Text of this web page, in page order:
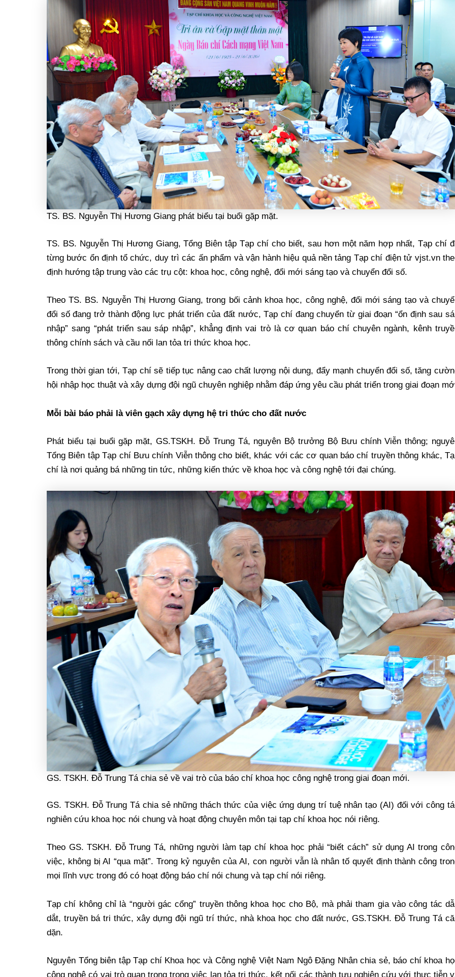
TS. BS. Nguyễn Thị Hương Giang phát biểu tại buổi gặp mặt.
TS. BS. Nguyễn Thị Hương Giang, Tổng Biên tập Tạp chí cho biết, sau hơn một năm hợp nhất, Tạp chí
từng bước ổn định tổ chức, duy trì các ấn phẩm và vận hành hiệu quả nền tảng Tạp chí điện tử vjst.vn
định hướng tập trung vào các trụ cột: khoa học, công nghệ, đổi mới sáng tạo và chuyển đổi số.
Theo TS. BS. Nguyễn Thị Hương Giang, trong bối cảnh khoa học, công nghệ, đổi mới sáng tạo và
đổi số đang trở thành động lực phát triển của đất nước, Tạp chí đang chuyển từ giai đoạn “ổn định sau
nhập” sang “phát triển sau sáp nhập”, khẳng định vai trò là cơ quan báo chí chuyên ngành, kênh
thông chính sách và cầu nối lan tỏa tri thức khoa học.
Trong thời gian tới, Tạp chí sẽ tiếp tục nâng cao chất lượng nội dung, đẩy mạnh chuyển đổi số, tăng
hội nhập học thuật và xây dựng đội ngũ chuyên nghiệp nhằm đáp ứng yêu cầu phát triển trong giai đoạn
Mỗi bài báo phải là viên gạch xây dựng hệ tri thức cho đất nước
Phát biểu tại buổi gặp mặt, GS.TSKH. Đỗ Trung Tá, nguyên Bộ trưởng Bộ Bưu chính Viễn thông;
Tổng Biên tập Tạp chí Bưu chính Viễn thông cho biết, khác với các cơ quan báo chí truyền thông khác,
chí là nơi quảng bá những tin tức, những kiến thức về khoa học và công nghệ tới đại chúng.
GS. TSKH. Đỗ Trung Tá chia sẻ về vai trò của báo chí khoa học công nghệ trong giai đoạn mới.
GS. TSKH. Đỗ Trung Tá chia sẻ những thách thức của việc ứng dụng trí tuệ nhân tạo (AI) đối với công
nghiên cứu khoa học nói chung và hoạt động chuyên môn tại tạp chí khoa học nói riêng.
Theo GS. TSKH. Đỗ Trung Tá, những người làm tạp chí khoa học phải “biết cách” sử dụng AI trong
việc, không bị AI “qua mặt”. Trong kỷ nguyên của AI, con người vẫn là nhân tố quyết định thành công
mọi lĩnh vực trong đó có hoạt động báo chí nói chung và tạp chí nói riêng.
Tạp chí không chỉ là “người gác cổng” truyền thông khoa học cho Bộ, mà phải tham gia vào công tác
dắt, truyền bá tri thức, xây dựng đội ngũ trí thức, nhà khoa học cho đất nước, GS.TSKH. Đỗ Trung Tá
dặn.
Nguyên Tổng biên tập Tạp chí Khoa học và Công nghệ Việt Nam Ngô Đặng Nhân chia sẻ, báo chí khoa
công nghệ có vai trò quan trọng trong việc lan tỏa tri thức, kết nối các thành tựu nghiên cứu với thực tiễn